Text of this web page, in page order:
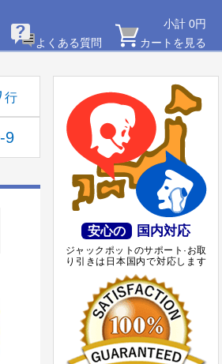
よくある質問
小計 0円
カートを見る
9
安心の 国内対応
ジャックポットのサポート·お取
り引きは日本国内で対応します